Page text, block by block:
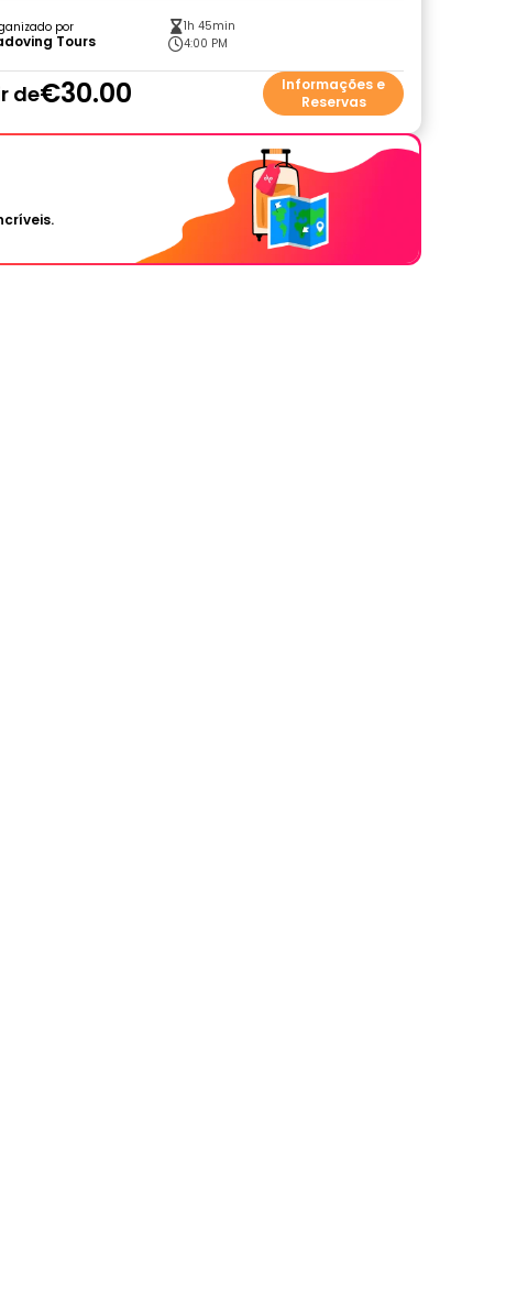
por
Tours
1h 45min
4:00 PM
de€30.00
Informações e
Reservas